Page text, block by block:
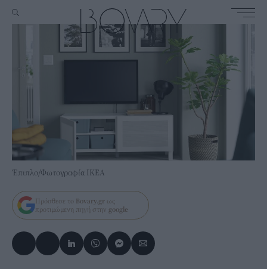
Έπιπλο/Φωτογραφία ΙΚΕΑ
Πρόσθεσε το Bovary.gr ως
προτιμώμενη πηγή στην google